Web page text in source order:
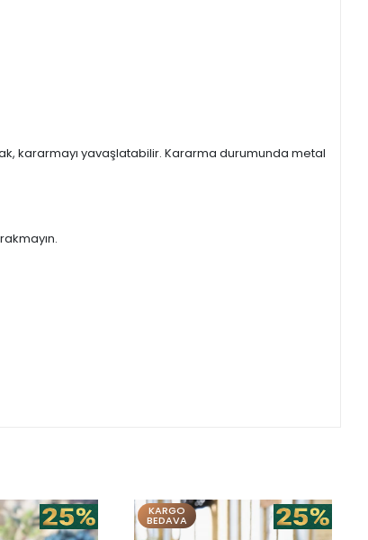
kararmayı yavaşlatabilir. Kararma durumunda metal
KARGO
BEDAVA